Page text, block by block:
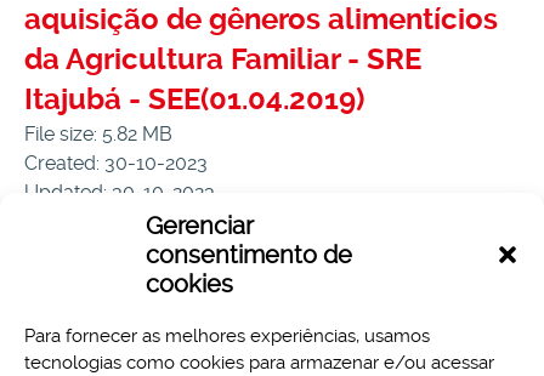
Gerenciar
consentimento de
cookies
Para fornecer as melhores experiências, usamos
tecnologias como cookies para armazenar e/ou acessar
aquisição de gêneros alimentícios
da Agricultura Familiar - SRE
Itajubá - SEE(01.04.2019)
File size: 5.82 MB
Created: 30-10-2023
Updated: 30-10-2023
Download Preview